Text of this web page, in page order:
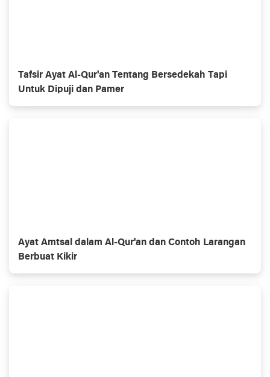
Tafsir Ayat Al-Qur'an Tentang Bersedekah Tapi
Untuk Dipuji dan Pamer
Ayat Amtsal dalam Al-Qur'an dan Contoh Larangan
Berbuat Kikir